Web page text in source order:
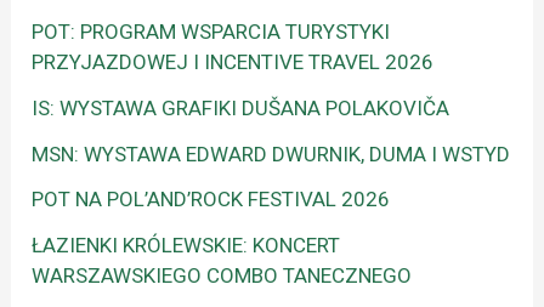
POT: PROGRAM WSPARCIA TURYSTYKI
PRZYJAZDOWEJ I INCENTIVE TRAVEL 2026
IS: WYSTAWA GRAFIKI DUŠANA POLAKOVIČA
MSN: WYSTAWA EDWARD DWURNIK, DUMA I WSTYD
POT NA POL’AND’ROCK FESTIVAL 2026
ŁAZIENKI KRÓLEWSKIE: KONCERT
WARSZAWSKIEGO COMBO TANECZNEGO